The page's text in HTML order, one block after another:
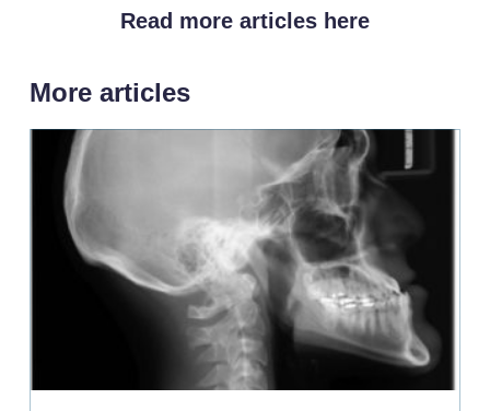
Read more articles here
More articles